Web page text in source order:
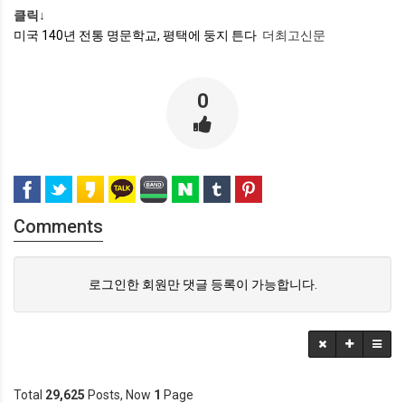
클릭↓
미국 140년 전통 명문학교, 평택에 둥지 튼다 더최고신문
0
Comments
로그인한 회원만 댓글 등록이 가능합니다.
Total 29,625 Posts, Now 1 Page